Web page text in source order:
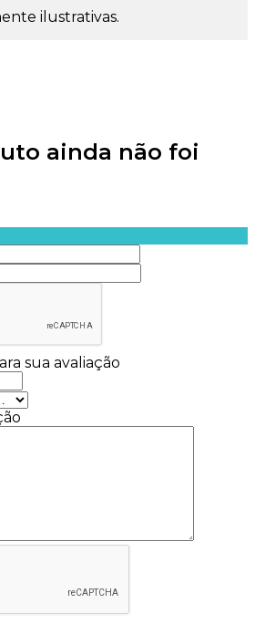
ilustrativas.
ainda não foi
sua avaliação